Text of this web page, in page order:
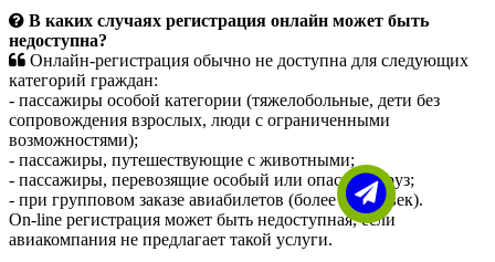
В каких случаях регистрация онлайн может быть
недоступна?
Онлайн-регистрация обычно не доступна для следующих
категорий граждан:
- пассажиры особой категории (тяжелобольные, дети без
сопровождения взрослых, люди с ограниченными
возможностями);
- пассажиры, путешествующие с животными;
- пассажиры, перевозящие особый или опасный груз;
- при групповом заказе авиабилетов (более 9 человек).
On-line регистрация может быть недоступная, если
авиакомпания не предлагает такой услуги.